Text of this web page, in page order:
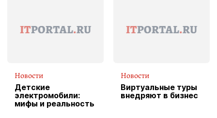
Новости
Детские
электромобили:
мифы и реальность
Новости
Виртуальные туры
внедряют в бизнес